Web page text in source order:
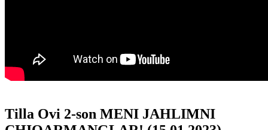
Tilla Ovi 2-son MENI JAHLIMNI